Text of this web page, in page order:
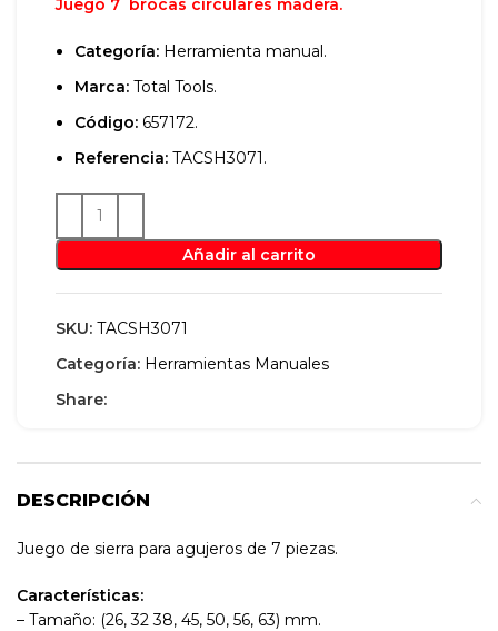
Juego 7 brocas circulares madera.
Categoría: Herramienta manual.
Marca: Total Tools.
Código: 657172.
Referencia: TACSH3071.
Añadir al carrito
SKU: TACSH3071
Categoría: Herramientas Manuales
Share:
DESCRIPCIÓN
Juego de sierra para agujeros de 7 piezas.
Características:
– Tamaño: (26, 32 38, 45, 50, 56, 63) mm.